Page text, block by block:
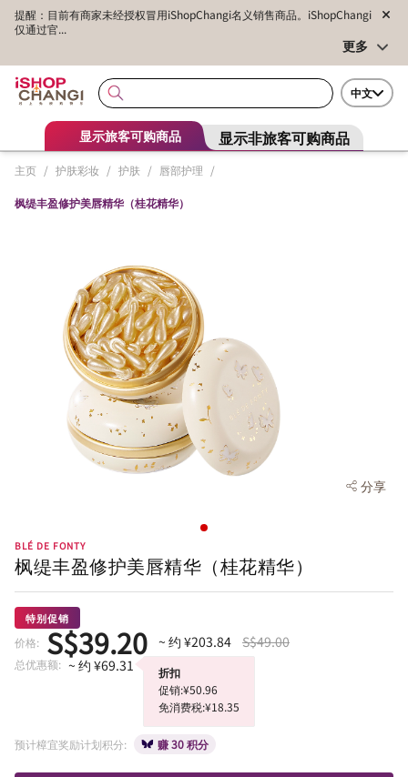
提醒：目前有商家未经授权冒用iShopChangi名义销售商品。iShopChangi
仅通过官...
更多
中文
显示旅客可购商品 显示非旅客可购商品
主页 / 护肤彩妆 / 护肤 / 唇部护理 /
枫缇丰盈修护美唇精华（桂花精华）
分享
BLÉ DE FONTY
枫缇丰盈修护美唇精华（桂花精华）
特别促销
价格: S$39.20 ~ 约 ¥203.84 S$49.00
总优惠额: ~ 约 ¥69.31
折扣
促销:¥50.96
免消费税:¥18.35
预计樟宜奖励计划积分: 赚 30 积分